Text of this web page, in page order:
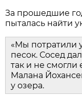
За прошедшие
пыталась найти
«Мы потратили
песок. Сосед
так и не смогли
Малана
у озера.